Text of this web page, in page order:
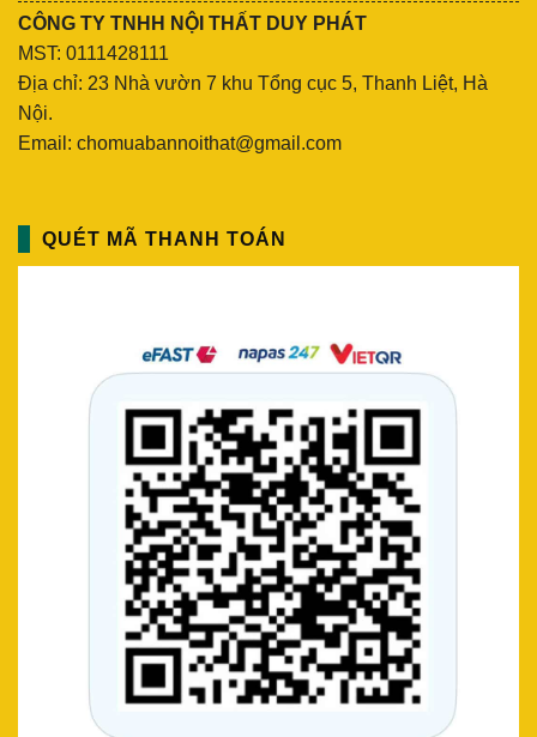
CÔNG TY TNHH NỘI THẤT DUY PHÁT
MST: 0111428111
Địa chỉ: 23 Nhà vườn 7 khu Tổng cục 5, Thanh Liệt, Hà
Nội.
Email: chomuabannoithat@gmail.com
QUÉT MÃ THANH TOÁN